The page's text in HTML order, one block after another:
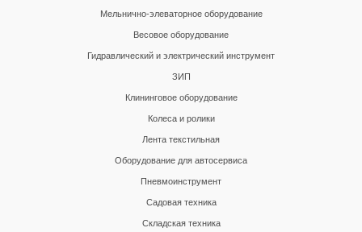
Мельнично-элеваторное оборудование
Весовое оборудование
Гидравлический и электрический инструмент
ЗИП
Клининговое оборудование
Колеса и ролики
Лента текстильная
Оборудование для автосервиса
Пневмоинструмент
Садовая техника
Складская техника